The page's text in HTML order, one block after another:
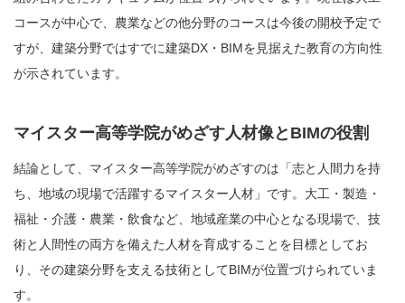
コースが中心で、農業などの他分野のコースは今後の開校予定で
すが、建築分野ではすでに建築DX・BIMを見据えた教育の方向性
が示されています。
マイスター高等学院がめざす人材像とBIMの役割
結論として、マイスター高等学院がめざすのは「志と人間力を持
ち、地域の現場で活躍するマイスター人材」です。大工・製造・
福祉・介護・農業・飲食など、地域産業の中心となる現場で、技
術と人間性の両方を備えた人材を育成することを目標としてお
り、その建築分野を支える技術としてBIMが位置づけられていま
す。